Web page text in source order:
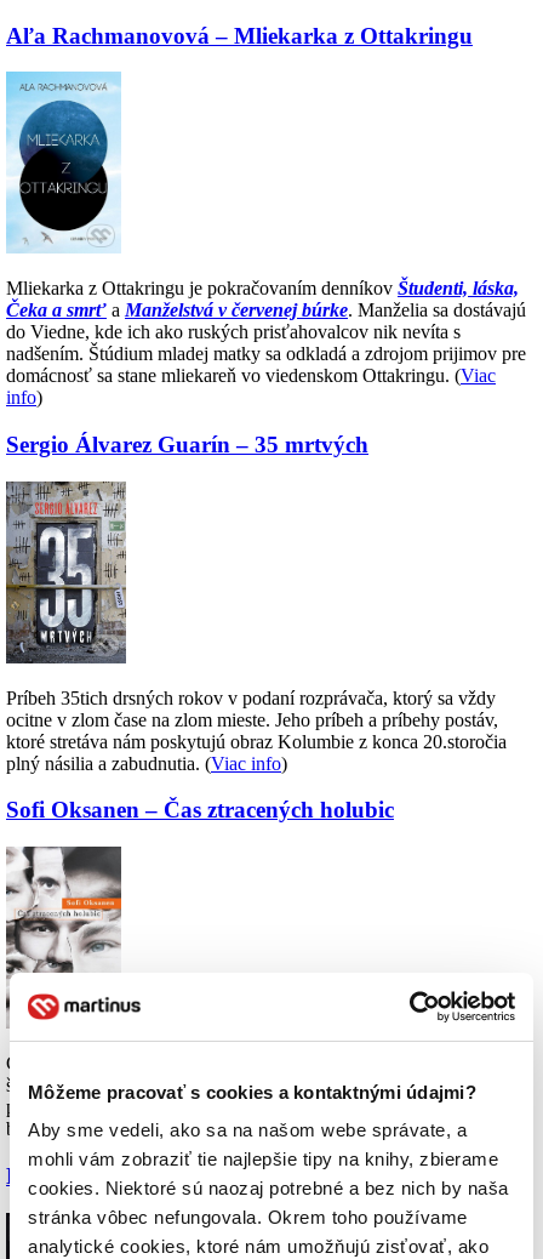
Môžeme pracovať s cookies a kontaktnými údajmi?
Aby sme vedeli, ako sa na našom webe správate, a
mohli vám zobraziť tie najlepšie tipy na knihy, zbierame
cookies. Niektoré sú naozaj potrebné a bez nich by naša
stránka vôbec nefungovala. Okrem toho používame
analytické cookies, ktoré nám umožňujú zisťovať, ako
Aľa Rachmanovová – Mliekarka z Ottakringu
Mliekarka z Ottakringu je pokračovaním denníkov Študenti, láska,
Čeka a smrť a Manželstvá v červenej búrke. Manželia sa dostávajú
do Viedne, kde ich ako ruských prisťahovalcov nik nevíta s
nadšením. Štúdium mladej matky sa odkladá a zdrojom prijimov pre
domácnosť sa stane mliekareň vo viedenskom Ottakringu. (Viac
info)
Sergio Álvarez Guarín – 35 mrtvých
Príbeh 35tich drsných rokov v podaní rozprávača, ktorý sa vždy
ocitne v zlom čase na zlom mieste. Jeho príbeh a príbehy postáv,
ktoré stretáva nám poskytujú obraz Kolumbie z konca 20.storočia
plný násilia a zabudnutia. (Viac info)
Sofi Oksanen – Čas ztracených holubic
Čo vedie človeka k tomu, aby udal svojich susedov? Brodí sa každý
špinou pre peniaze? Pohnuté osudy ľudí vo svojej krajine tak
podobné tým našim podáva
vo svojom novom
bestsellere. (Viac info)
Edgar Allan Poe – Jáma a kyvadlo a jiné povídky